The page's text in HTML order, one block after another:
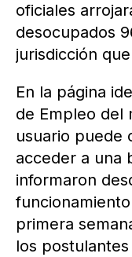
oficiales
desocupados
jurisdicción
En la página
de Empleo del
usuario puede
acceder a una
informaron
primera
los